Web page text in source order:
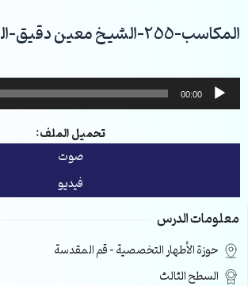
إلىالمكاسب-255-الشيخ معين دقيق-البيع
مشغل
الصوت
00:00
تحميل الملف:
صوت
فيديو
معلومات الدرس
حوزة الأطهار التخصصية – قم المقدسة
السطح الثالث